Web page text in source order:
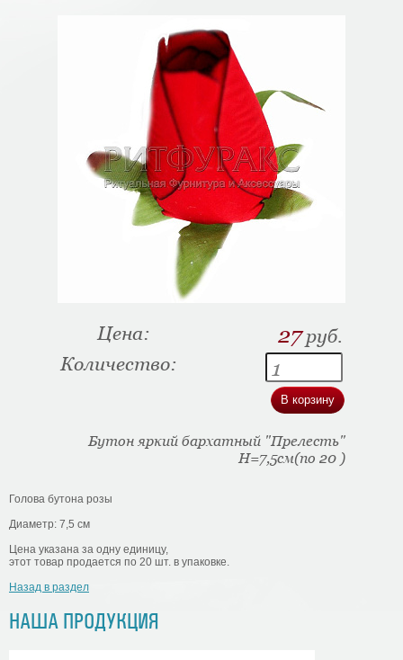
НАША ПРОДУКЦИЯ
Цена: 27руб.
Количество:
Бутон яркий бархатный "Прелесть"
H=7,5см(по 20 )
Голова бутона розы
Диаметр: 7,5 см
Цена указана за одну единицу,
этот товар продается по 20 шт. в упаковке.
Назад в раздел